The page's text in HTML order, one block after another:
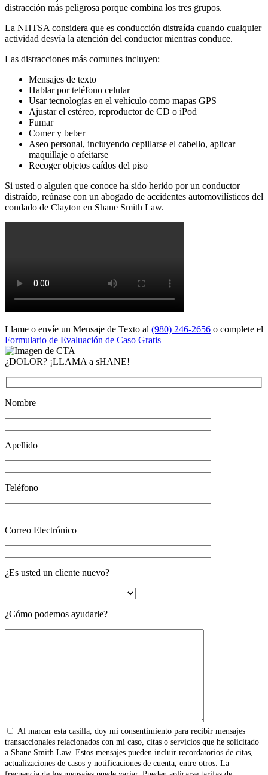
distracción más peligrosa porque combina los tres grupos.
La NHTSA considera que es conducción distraída cuando cualquier
actividad desvía la atención del conductor mientras conduce.
Las distracciones más comunes incluyen:
Mensajes de texto
Hablar por teléfono celular
Usar tecnologías en el vehículo como mapas GPS
Ajustar el estéreo, reproductor de CD o iPod
Fumar
Comer y beber
Aseo personal, incluyendo cepillarse el cabello, aplicar
maquillaje o afeitarse
Recoger objetos caídos del piso
Si usted o alguien que conoce ha sido herido por un conductor
distraído, reúnase con un abogado de accidentes automovilísticos del
condado de Clayton en Shane Smith Law.
Llame o envíe un Mensaje de Texto al (980) 246-2656 o complete el
Formulario de Evaluación de Caso Gratis
¿DOLOR? ¡LLAMA a sHANE!
Nombre
Apellido
Teléfono
Correo Electrónico
¿Es usted un cliente nuevo?
¿Cómo podemos ayudarle?
Al marcar esta casilla, doy mi consentimiento para recibir mensajes
transaccionales relacionados con mi caso, citas o servicios que he solicitado
a Shane Smith Law. Estos mensajes pueden incluir recordatorios de citas,
actualizaciones de casos y notificaciones de cuenta, entre otros. La